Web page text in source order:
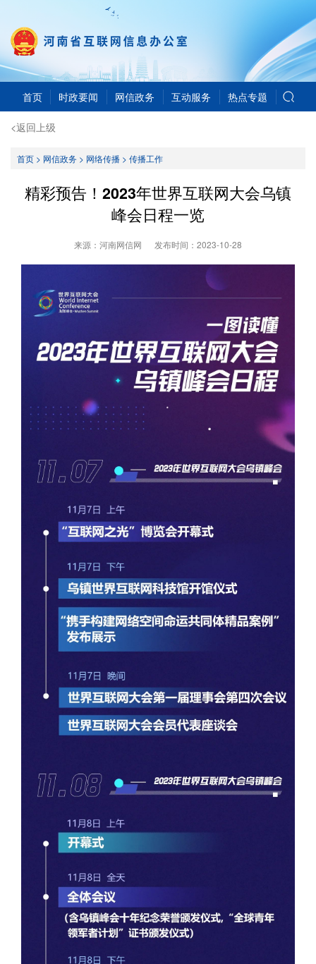
首页 时政要闻 网信政务 互动服务 热点专题
<返回上级
首页> 网信政务> 网络传播> 传播工作
精彩预告！2023年世界互联网大会乌镇
峰会日程一览
来源：河南网信网 发布时间： 2023-10-28